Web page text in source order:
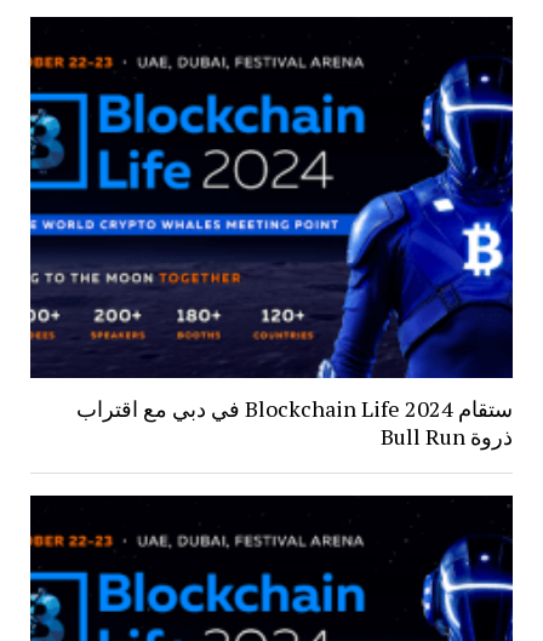
ستقام Blockchain Life 2024 في دبي مع اقتراب
ذروة Bull Run